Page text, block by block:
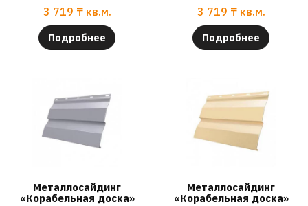
3 719 ₸ кв.м.
Подробнее
3 719 ₸ кв.м.
Подробнее
Металлосайдинг
«Корабельная доска»
Металлосайдинг
«Корабельная доска»